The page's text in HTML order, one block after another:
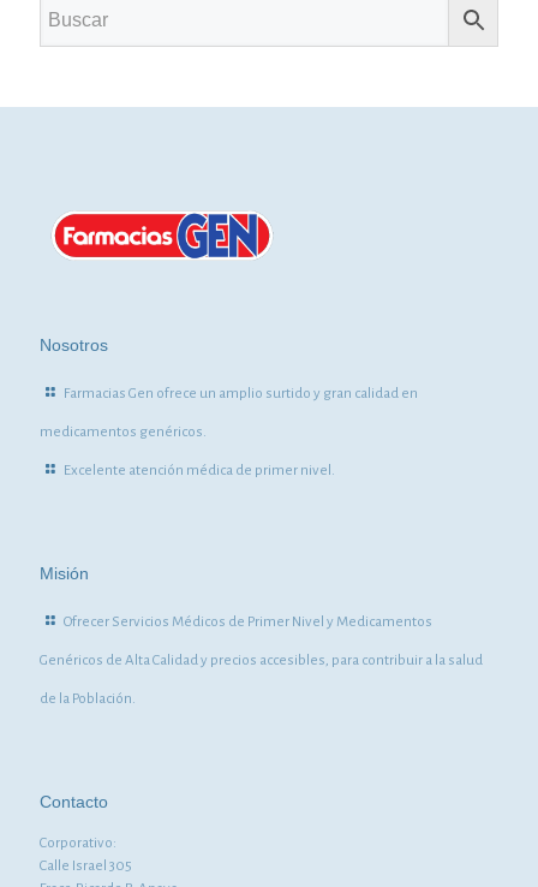
Nosotros
Farmacias Gen ofrece un amplio surtido y gran calidad en
medicamentos genéricos.
Excelente atención médica de primer nivel.
Misión
Ofrecer Servicios Médicos de Primer Nivel y Medicamentos
Genéricos de Alta Calidad y precios accesibles, para contribuir a la salud
de la Población.
Contacto
Corporativo:
Calle Israel 305